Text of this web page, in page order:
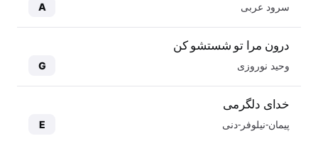
سرود عربی A
درون مرا تو شستشو کن
وحید نوروزی G
خدای دلگرمی
پیمان-نیلوفر-دنی E